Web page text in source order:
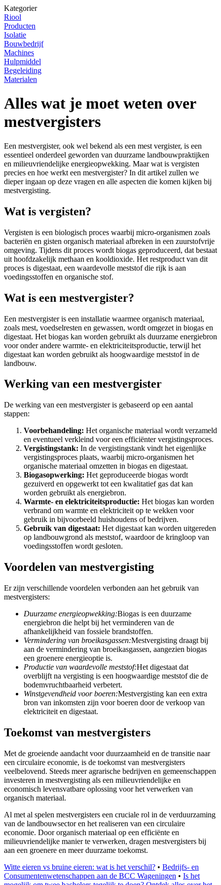
Kategorier
Riool
Producten
Isolatie
Bouwbedrijf
Machines
Hulpmiddel
Begeleiding
Materialen
Alles wat je moet weten over
mestvergisters
Een mestvergister, ook wel bekend als een mest vergister, is een
essentieel onderdeel geworden van duurzame landbouwpraktijken
en milieuvriendelijke energieopwekking. Maar wat is vergisten
precies en hoe werkt een mestvergister? In dit artikel zullen we
dieper ingaan op deze vragen en alle aspecten die komen kijken bij
mestvergisting.
Wat is vergisten?
Vergisten is een biologisch proces waarbij micro-organismen zoals
bacteriën en gisten organisch materiaal afbreken in een zuurstofvrije
omgeving. Tijdens dit proces wordt biogas geproduceerd, dat bestaat
uit hoofdzakelijk methaan en kooldioxide. Het restproduct van dit
proces is digestaat, een waardevolle meststof die rijk is aan
voedingsstoffen en organische stof.
Wat is een mestvergister?
Een mestvergister is een installatie waarmee organisch materiaal,
zoals mest, voedselresten en gewassen, wordt omgezet in biogas en
digestaat. Het biogas kan worden gebruikt als duurzame energiebron
voor onder andere warmte- en elektriciteitsproductie, terwijl het
digestaat kan worden gebruikt als hoogwaardige meststof in de
landbouw.
Werking van een mestvergister
De werking van een mestvergister is gebaseerd op een aantal
stappen:
Voorbehandeling: Het organische materiaal wordt verzameld
en eventueel verkleind voor een efficiënter vergistingsproces.
Vergistingstank: In de vergistingstank vindt het eigenlijke
vergistingsproces plaats, waarbij micro-organismen het
organische materiaal omzetten in biogas en digestaat.
Biogasopwerking: Het geproduceerde biogas wordt
gezuiverd en opgewerkt tot een kwalitatief gas dat kan
worden gebruikt als energiebron.
Warmte- en elektriciteitsproductie: Het biogas kan worden
verbrand om warmte en elektriciteit op te wekken voor
gebruik in bijvoorbeeld huishoudens of bedrijven.
Gebruik van digestaat: Het digestaat kan worden uitgereden
op landbouwgrond als meststof, waardoor de kringloop van
voedingsstoffen wordt gesloten.
Voordelen van mestvergisting
Er zijn verschillende voordelen verbonden aan het gebruik van
mestvergisters:
Duurzame energieopwekking:Biogas is een duurzame
energiebron die helpt bij het verminderen van de
afhankelijkheid van fossiele brandstoffen.
Vermindering van broeikasgassen:Mestvergisting draagt bij
aan de vermindering van broeikasgassen, aangezien biogas
een groenere energieoptie is.
Productie van waardevolle meststof:Het digestaat dat
overblijft na vergisting is een hoogwaardige meststof die de
bodemvruchtbaarheid verbetert.
Winstgevendheid voor boeren:Mestvergisting kan een extra
bron van inkomsten zijn voor boeren door de verkoop van
elektriciteit en digestaat.
Toekomst van mestvergisters
Met de groeiende aandacht voor duurzaamheid en de transitie naar
een circulaire economie, is de toekomst van mestvergisters
veelbelovend. Steeds meer agrarische bedrijven en gemeenschappen
investeren in mestvergisting als een milieuvriendelijke en
economisch levensvatbare oplossing voor het verwerken van
organisch materiaal.
Al met al spelen mestvergisters een cruciale rol in de verduurzaming
van de landbouwsector en het realiseren van een circulaire
economie. Door organisch materiaal op een efficiënte en
milieuvriendelijke manier te verwerken, dragen mestvergisters bij
aan een groenere en meer duurzame toekomst.
Witte eieren vs bruine eieren: wat is het verschil? • Bedrijfs- en
Consumentenwetenschappen aan de BCC Wageningen • Is het